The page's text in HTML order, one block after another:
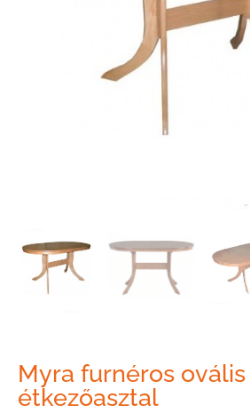
Myra furnéros ovális
étkezőasztal